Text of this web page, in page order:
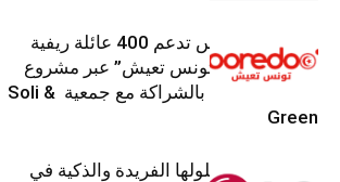
Ooredoo تونس تدعم 400 عائلة ريفية
ضمن برنامج “تونس تعيش” عبر مشروع
تنموي مستدام بالشراكة مع جمعية Soli &
Green
إل جي تقدم حلولها الفريدة والذكية في